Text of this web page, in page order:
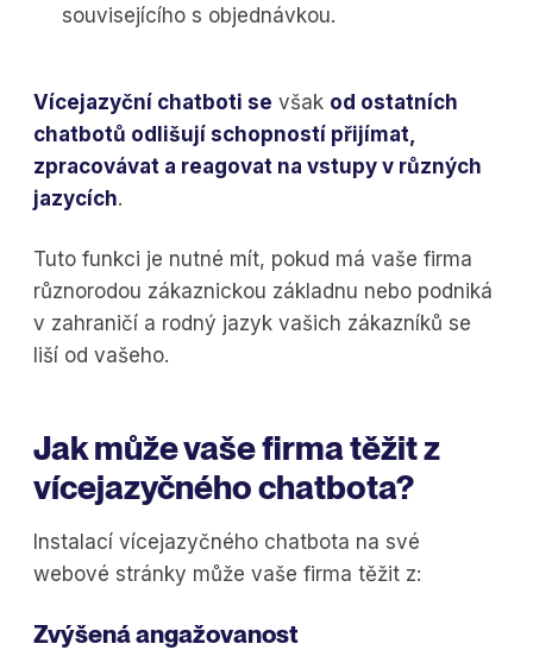
souvisejícího s objednávkou.
Vícejazyční chatboti se však od ostatních
chatbotů odlišují schopností přijímat,
zpracovávat a reagovat na vstupy v různých
jazycích.
Tuto funkci je nutné mít, pokud má vaše firma
různorodou zákaznickou základnu nebo podniká
v zahraničí a rodný jazyk vašich zákazníků se
liší od vašeho.
Jak může vaše firma těžit z
vícejazyčného chatbota?
Instalací vícejazyčného chatbota na své
webové stránky může vaše firma těžit z:
Zvýšená angažovanost